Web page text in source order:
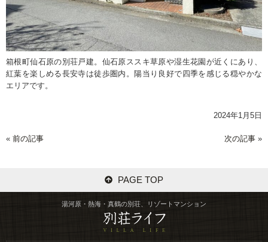
箱根町仙石原の別荘戸建。仙石原ススキ草原や湿生花園が近くにあり、
紅葉を楽しめる長安寺は徒歩圏内。陽当り良好で四季を感じる穏やかな
エリアです。
2024年1月5日
« 前の記事 次の記事 »
PAGE TOP
湯河原・熱海・真鶴の別荘、リゾートマンション